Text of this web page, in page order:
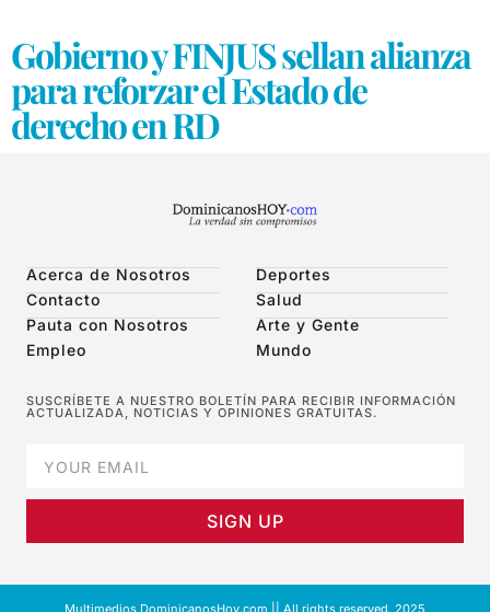
Gobierno y FINJUS sellan alianza
para reforzar el Estado de
derecho en RD
Acerca de Nosotros
Contacto
Pauta con Nosotros
Empleo
Deportes
Salud
Arte y Gente
Mundo
SUSCRÍBETE A NUESTRO BOLETÍN PARA RECIBIR INFORMACIÓN
ACTUALIZADA, NOTICIAS Y OPINIONES GRATUITAS.
SIGN UP